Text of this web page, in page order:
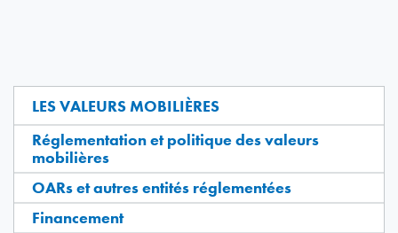
LES VALEURS MOBILIÈRES
Réglementation et politique des valeurs
mobilières
OARs et autres entités réglementées
Financement